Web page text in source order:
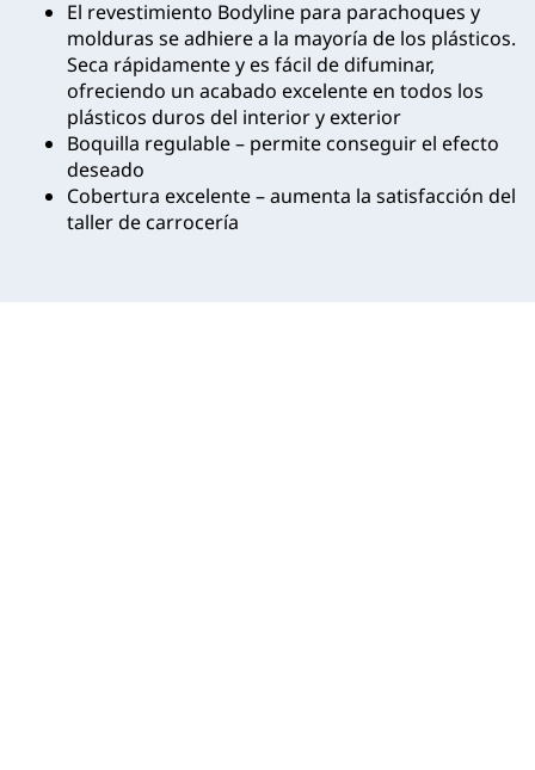
El revestimiento Bodyline para parachoques y
molduras se adhiere a la mayoría de los plásticos.
Seca rápidamente y es fácil de difuminar,
ofreciendo un acabado excelente en todos los
plásticos duros del interior y exterior
Boquilla regulable – permite conseguir el efecto
deseado
Cobertura excelente – aumenta la satisfacción del
taller de carrocería